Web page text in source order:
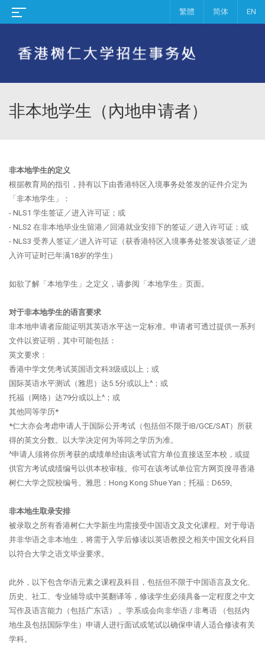
繁體 简体 EN
非本地学生（內地申请者）
非本地学生的定义
根据教育局的指引，持有以下由香港特区入境事务处签发的证件介定为
「非本地学生」：
- NLS1 学生签证／进入许可证；或
- NLS2 在非本地毕业生留港／回港就业安排下的签证／进入许可证；或
- NLS3 受养人签证／进入许可证（获香港特区入境事务处签发该签证／进
入许可证时已年满18岁的学生）
如欲了解「本地学生」之定义，请参阅「本地学生」页面。
对于非本地学生的语言要求
非本地申请者应能证明其英语水平达一定标准。申请者可透过提供一系列
文件以资证明，其中可能包括：
英文要求：
香港中学文凭考试英国语文科3级或以上；或
国际英语水平测试（雅思）达5.5分或以上^；或
托福（网络）达79分或以上^；或
其他同等学历*
*仁大亦会考虑申请人于国际公开考试（包括但不限于IB/GCE/SAT）所获
得的英文分数。以大学决定何为等同之学历为准。
^申请人须将你所考获的成绩单经由该考试官方单位直接送至本校，或提
供官方考试成绩编号以供本校审核。你可在该考试单位官方网页搜寻香港
树仁大学之院校编号。雅思：Hong Kong Shue Yan；托福：D659。
非本地生取录安排
被录取之所有香港树仁大学新生均需接受中国语文及文化课程。对于母语
并非华语之非本地生，将需于入学后修读以英语教授之相关中国文化科目
以符合大学之语文毕业要求。
此外，以下包含华语元素之课程及科目，包括但不限于中国语言及文化、
历史、社工、专业辅导或中英翻译等，修读学生必须具备一定程度之中文
写作及语言能力（包括广东话） 。学系或会向非华语 / 非粤语 （包括内
地生及包括国际学生）申请人进行面试或笔试以确保申请人适合修读有关
学科。